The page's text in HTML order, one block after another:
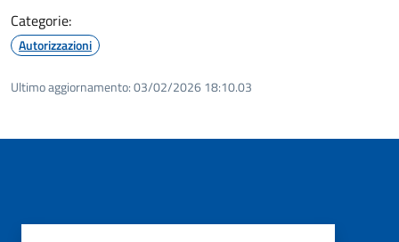
Categorie:
Autorizzazioni
Ultimo aggiornamento:03/02/2026 18:10.03